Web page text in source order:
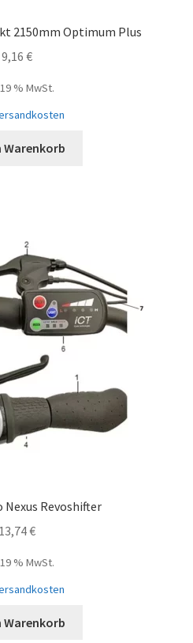
2150mm Optimum Plus
9,16 €
% MwSt.
Warenkorb
Nexus Revoshifter
13,74€
% MwSt.
Warenkorb